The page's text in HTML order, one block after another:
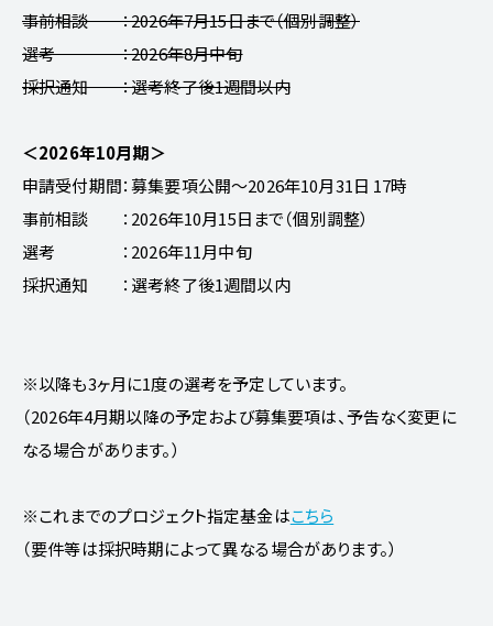
事前相談 ：2026年7月15日まで（個別調整）
選考 ：2026年8月中旬
採択通知 ：選考終了後1週間以内
＜2026年10月期＞
申請受付期間：募集要項公開～2026年10月31日 17時
事前相談 ：2026年10月15日まで（個別調整）
選考 ：2026年11月中旬
採択通知 ：選考終了後1週間以内
※以降も3ヶ月に1度の選考を予定しています。
（2026年4月期以降の予定および募集要項は、予告なく変更に
なる場合があります。）
※これまでのプロジェクト指定基金はこちら
（要件等は採択時期によって異なる場合があります。）